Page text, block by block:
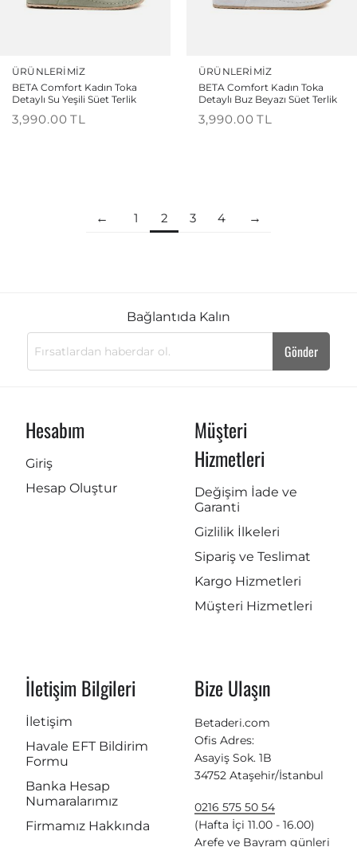
ÜRÜNLERIMIZ
BETA Comfort Kadın Toka
Detaylı Su Yeşili Süet Terlik
3,990.00 TL
ÜRÜNLERIMIZ
BETA Comfort Kadın Toka
Detaylı Buz Beyazı Süet Terlik
3,990.00 TL
1 2 3 4
Bağlantıda Kalın
Gönder
Hesabım
Giriş
Hesap Oluştur
Müşteri
Hizmetleri
Değişim İade ve
Garanti
Gizlilik İlkeleri
Sipariş ve Teslimat
Kargo Hizmetleri
Müşteri Hizmetleri
İletişim Bilgileri
İletişim
Havale EFT Bildirim
Formu
Banka Hesap
Numaralarımız
Firmamız Hakkında
Bize Ulaşın
Betaderi.com
Ofis Adres:
Asayiş Sok. 1B
34752 Ataşehir/İstanbul
0216 575 50 54
(Hafta İçi 11.00 - 16.00)
Arefe ve Bayram günleri